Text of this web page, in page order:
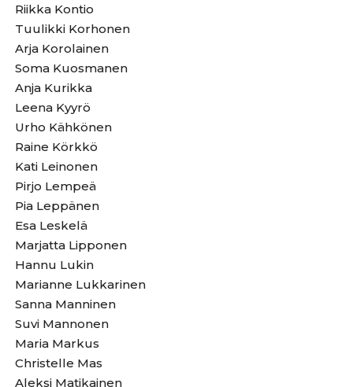
Riikka Kontio
Tuulikki Korhonen
Arja Korolainen
Soma Kuosmanen
Anja Kurikka
Leena Kyyrö
Urho Kähkönen
Raine Körkkö
Kati Leinonen
Pirjo Lempeä
Pia Leppänen
Esa Leskelä
Marjatta Lipponen
Hannu Lukin
Marianne Lukkarinen
Sanna Manninen
Suvi Mannonen
Maria Markus
Christelle Mas
Aleksi Matikainen